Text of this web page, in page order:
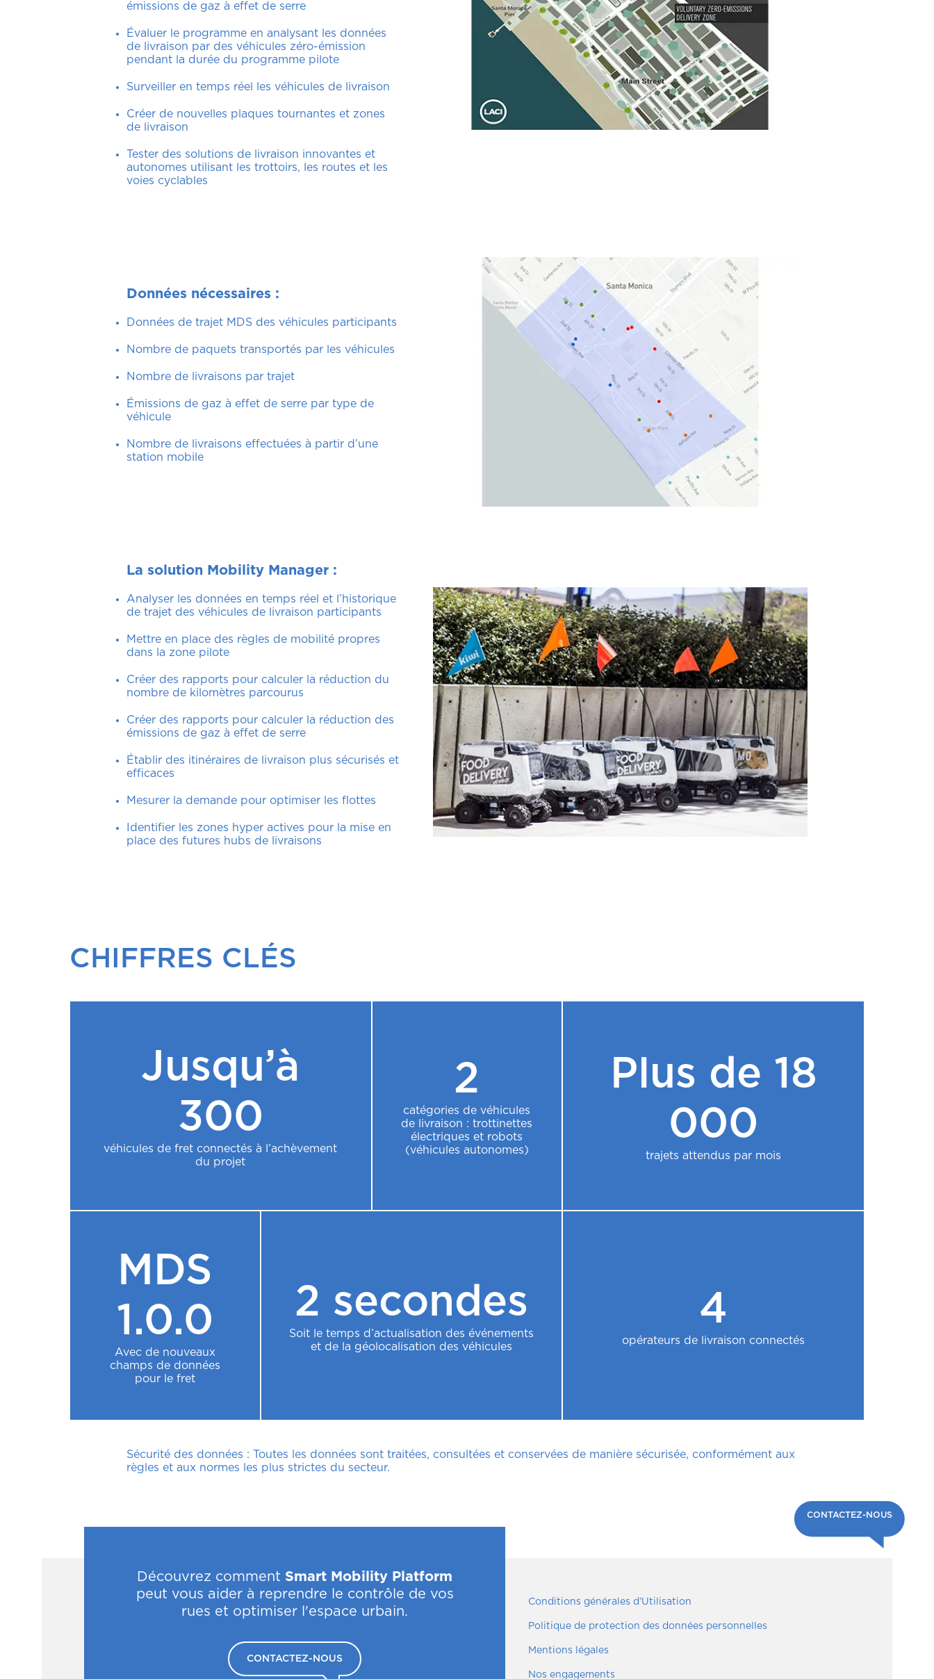
CONTACTEZ-NOUS
émissions de gaz à effet de serre
Évaluer le programme en analysant les données
de livraison par des véhicules zéro-émission
pendant la durée du programme pilote
Surveiller en temps réel les véhicules de livraison
Créer de nouvelles plaques tournantes et zones
de livraison
Tester des solutions de livraison innovantes et
autonomes utilisant les trottoirs, les routes et les
voies cyclables
Données nécessaires :
Données de trajet MDS des véhicules participants
Nombre de paquets transportés par les véhicules
Nombre de livraisons par trajet
Émissions de gaz à effet de serre par type de
véhicule
Nombre de livraisons effectuées à partir d’une
station mobile
La solution Mobility Manager :
Analyser les données en temps réel et l’historique
de trajet des véhicules de livraison participants
Mettre en place des règles de mobilité propres
dans la zone pilote
Créer des rapports pour calculer la réduction du
nombre de kilomètres parcourus
Créer des rapports pour calculer la réduction des
émissions de gaz à effet de serre
Établir des itinéraires de livraison plus sécurisés et
efficaces
Mesurer la demande pour optimiser les flottes
Identifier les zones hyper actives pour la mise en
place des futures hubs de livraisons
CHIFFRES CLÉS
Jusqu’à
300
véhicules de fret connectés à l’achèvement
du projet
2
catégories de véhicules
de livraison : trottinettes
électriques et robots
(véhicules autonomes)
Plus de 18
000
trajets attendus par mois
MDS
1.0.0
Avec de nouveaux
champs de données
pour le fret
2 secondes
Soit le temps d’actualisation des événements
et de la géolocalisation des véhicules
4
opérateurs de livraison connectés
Sécurité des données : Toutes les données sont traitées, consultées et conservées de manière sécurisée, conformément aux
règles et aux normes les plus strictes du secteur.
Découvrez comment Smart Mobility Platform
peut vous aider à reprendre le contrôle de vos
rues et optimiser l'espace urbain.
CONTACTEZ-NOUS
Conditions générales d’Utilisation
Politique de protection des données personnelles
Mentions légales
Nos engagements